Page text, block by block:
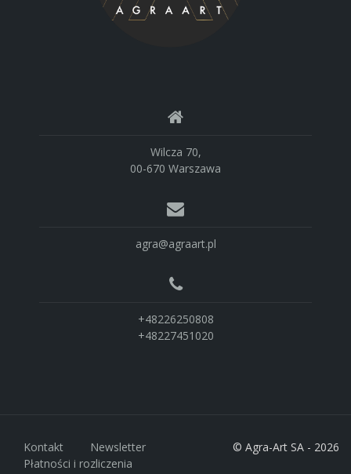
Wilcza 70,
00-670 Warszawa
agra@agraart.pl
+48226250808
+48227451020
Kontakt
Newsletter
Płatności i rozliczenia
© Agra-Art SA - 2026